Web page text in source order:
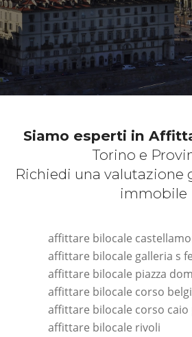
Siamo esperti in
Torino e
Richiedi una valutazione
immobile
affittare bilocale
affittare bilocale galleria s
affittare bilocale piazza
affittare bilocale corso
affittare bilocale corso caio
affittare bilocale rivoli